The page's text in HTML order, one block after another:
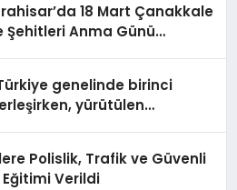
18 Mart Çanakkale
Şehitleri Anma Günü
genelinde birinci
yürütülen
Polislik, Trafik ve Güvenli
Verildi